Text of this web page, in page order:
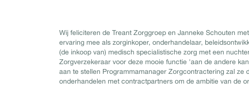
Wij feliciteren de Treant Zorggroep en Janneke Schouten
ervaring mee als zorginkoper, onderhandelaar,
(de inkoop van) medisch specialistische zorg met een
Zorgverzekeraar voor deze mooie functie 'aan de andere
aan te stellen Programmamanager Zorgcontractering zal ze
onderhandelen met contractpartners om de ambitie van de